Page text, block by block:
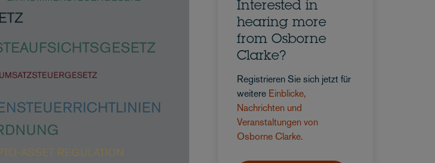
Interested in
hearing more
from Osborne
Clarke?
Registrieren Sie sich jetzt für
weitere Einblicke,
Nachrichten und
Veranstaltungen von
Osborne Clarke.